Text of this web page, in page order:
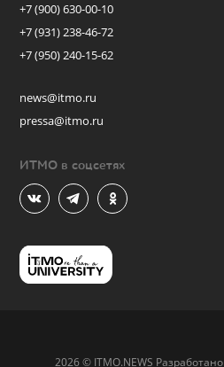
+7 (900) 630-00-10
+7 (931) 238-46-72
+7 (950) 240-15-62
news@itmo.ru
pressa@itmo.ru
ИТМО в соцсетях
2026 © ITMO.NEWS Разработано